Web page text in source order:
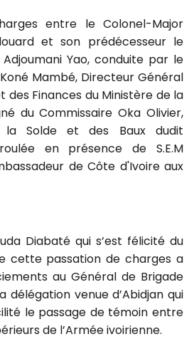
entre le Colonel-Major
et son prédécesseur le
Yao, conduite par le
Mambé, Directeur Général
des Finances du Ministère de la
du Commissaire Oka Olivier,
la Solde et des Baux dudit
en présence de S.E.M
de Côte d'Ivoire aux
Diabaté qui s’est félicité du
cette passation de charges a
au Général de Brigade
délégation venue d’Abidjan qui
le passage de témoin entre
de l’Armée ivoirienne.